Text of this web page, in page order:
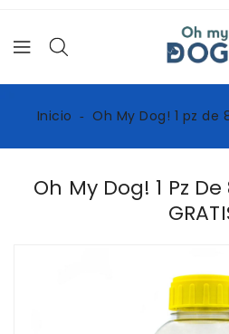
Inicio ‐ Oh My Dog! 1 pz de
Oh My Dog! 1 Pz